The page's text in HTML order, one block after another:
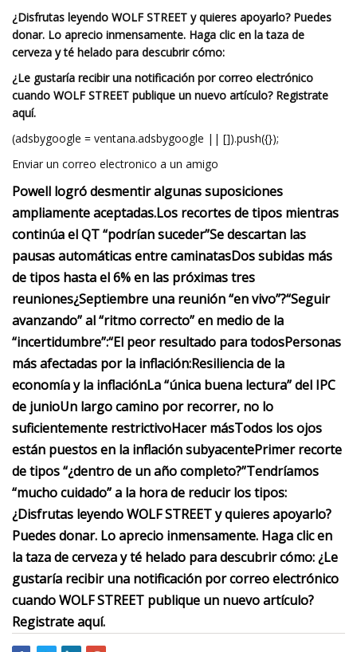
¿Disfrutas leyendo WOLF STREET y quieres apoyarlo? Puedes
donar. Lo aprecio inmensamente. Haga clic en la taza de
cerveza y té helado para descubrir cómo:
¿Le gustaría recibir una notificación por correo electrónico
cuando WOLF STREET publique un nuevo artículo? Registrate
aquí.
(adsbygoogle = ventana.adsbygoogle || []).push({});
Enviar un correo electronico a un amigo
Powell logró desmentir algunas suposiciones
ampliamente aceptadas.Los recortes de tipos mientras
continúa el QT “podrían suceder”Se descartan las
pausas automáticas entre caminatasDos subidas más
de tipos hasta el 6% en las próximas tres
reuniones¿Septiembre una reunión “en vivo”?“Seguir
avanzando” al “ritmo correcto” en medio de la
“incertidumbre”:“El peor resultado para todosPersonas
más afectadas por la inflación:Resiliencia de la
economía y la inflaciónLa “única buena lectura” del IPC
de junioUn largo camino por recorrer, no lo
suficientemente restrictivoHacer másTodos los ojos
están puestos en la inflación subyacentePrimer recorte
de tipos “¿dentro de un año completo?”Tendríamos
“mucho cuidado” a la hora de reducir los tipos:
¿Disfrutas leyendo WOLF STREET y quieres apoyarlo?
Puedes donar. Lo aprecio inmensamente. Haga clic en
la taza de cerveza y té helado para descubrir cómo:¿Le
gustaría recibir una notificación por correo electrónico
cuando WOLF STREET publique un nuevo artículo?
Registrate aquí.